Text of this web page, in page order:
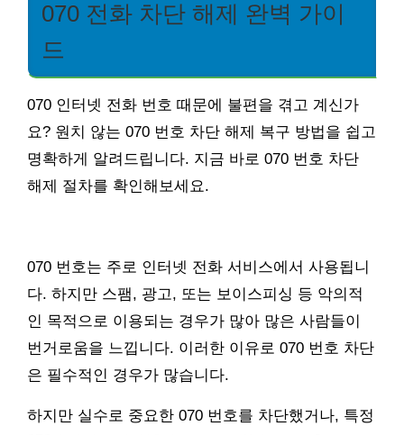
070 전화 차단 해제 완벽 가이
드
070 인터넷 전화 번호 때문에 불편을 겪고 계신가
요? 원치 않는 070 번호 차단 해제 복구 방법을 쉽고
명확하게 알려드립니다. 지금 바로 070 번호 차단
해제 절차를 확인해보세요.
070 번호는 주로 인터넷 전화 서비스에서 사용됩니
다. 하지만 스팸, 광고, 또는 보이스피싱 등 악의적
인 목적으로 이용되는 경우가 많아 많은 사람들이
번거로움을 느낍니다. 이러한 이유로 070 번호 차단
은 필수적인 경우가 많습니다.
하지만 실수로 중요한 070 번호를 차단했거나, 특정